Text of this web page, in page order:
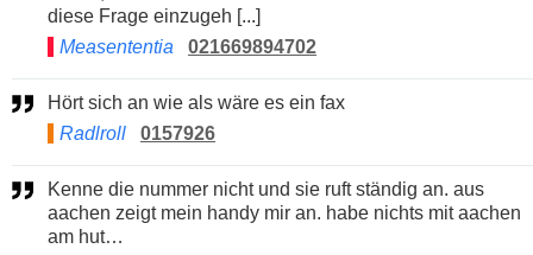
diese Frage einzugeh [...]
Measententia
021669894702
Hört sich an wie als wäre es ein fax
Radlroll
0157926
Kenne die nummer nicht und sie ruft ständig an. aus
aachen zeigt mein handy mir an. habe nichts mit aachen
am hut…